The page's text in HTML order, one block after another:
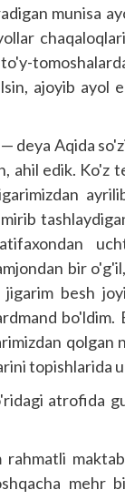
munisa
ajoyib ayol
deya Aqida
ahil edik. Ko'z
bir
besh
qolgan
topishlarida
atrofida
mehr